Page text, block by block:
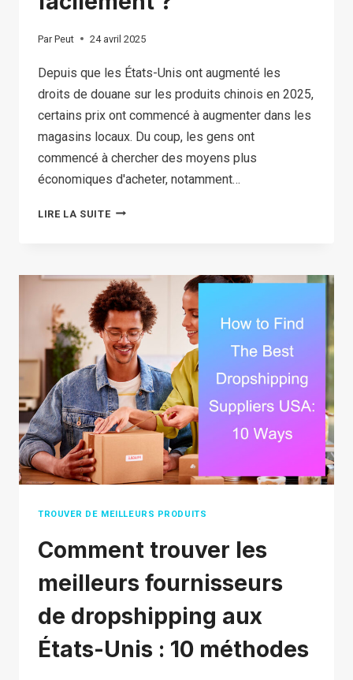
Par Peut 24 avril 2025
Depuis que les États-Unis ont augmenté les
droits de douane sur les produits chinois en 2025,
certains prix ont commencé à augmenter dans les
magasins locaux. Du coup, les gens ont
commencé à chercher des moyens plus
économiques d'acheter, notamment…
LIRE LA SUITETAOBAO
IL
AUX
ÉTATS-
UNIS ?
COMMENT
ACHETER
SUR
TAOBAO
FACILEMENT ?
TROUVER DE MEILLEURS PRODUITS
Comment trouver les
meilleurs fournisseurs
de dropshipping aux
États-Unis : 10 méthodes